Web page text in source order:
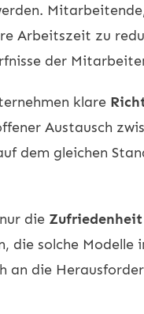
Arbeitszeit zu
der
klare
Austausch
dem gleichen
die Zufriedenheit
die solche Modelle
an die